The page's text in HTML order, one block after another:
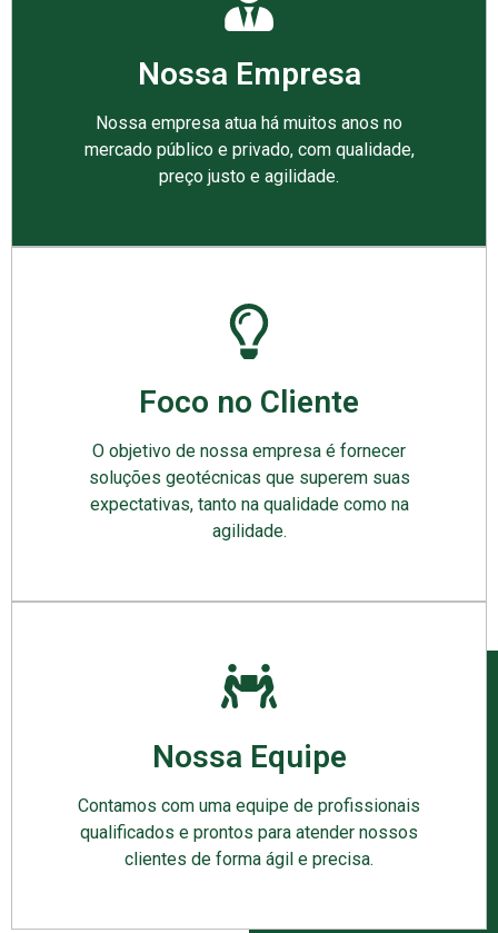
Nossa Empresa
Nossa empresa atua há muitos anos no
mercado público e privado, com qualidade,
preço justo e agilidade.
Foco no Cliente
O objetivo de nossa empresa é fornecer
soluções geotécnicas que superem suas
expectativas, tanto na qualidade como na
agilidade.
Nossa Equipe
Contamos com uma equipe de profissionais
qualificados e prontos para atender nossos
clientes de forma ágil e precisa.